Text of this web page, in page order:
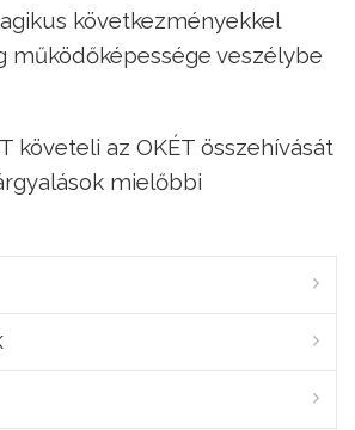
következményekkel
működőképessége veszélybe
követeli az OKÉT összehívását
mielőbbi